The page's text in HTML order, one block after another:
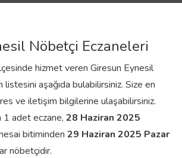
Nöbetçi Eczaneleri
hizmet veren Giresun Eynesil
aşağıda bulabilirsiniz. Size en
ve iletişim bilgilerine ulaşabilirsiniz.
1 adet eczane, 28 Haziran 2025
bitiminden 29 Haziran 2025 Pazar
nöbetçidir.